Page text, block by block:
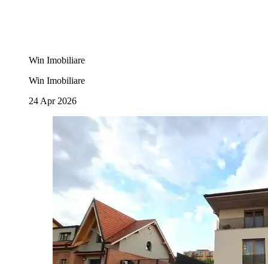
Win Imobiliare
Win Imobiliare
24 Apr 2026